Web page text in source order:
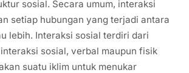
sosial. Secara umum, interaksi
setiap hubungan yang terjadi antara
lebih. Interaksi sosial terdiri dari
sosial, verbal maupun fisik
suatu iklim untuk menukar